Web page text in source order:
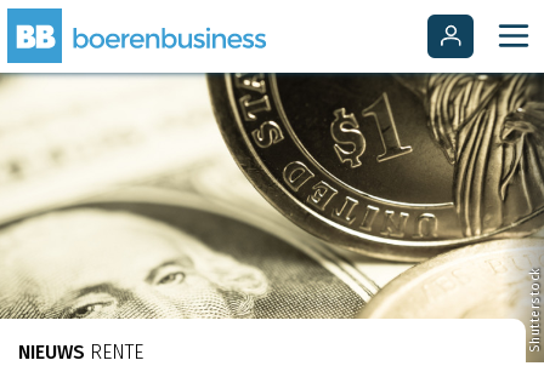
Shutterstock
NIEUWS RENTE